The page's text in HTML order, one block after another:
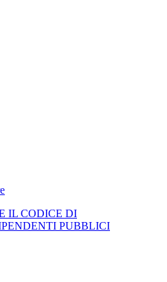
IL CODICE DI
PUBBLICI